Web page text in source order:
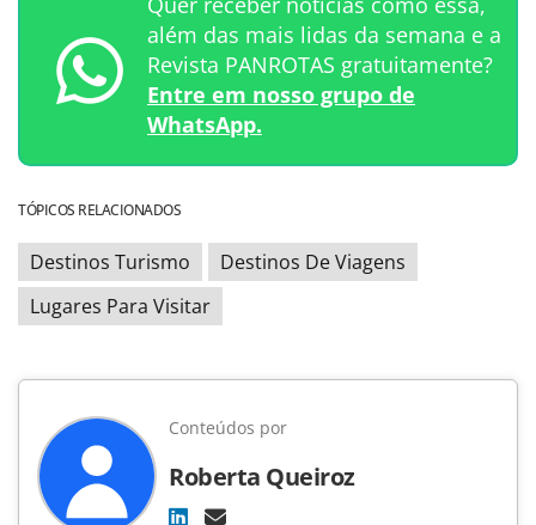
além das mais lidas da semana e a
Revista PANROTAS gratuitamente?
Entre em nosso grupo de
WhatsApp.
TÓPICOS RELACIONADOS
Destinos Turismo
Destinos De Viagens
Lugares Para Visitar
Conteúdos por
Roberta Queiroz